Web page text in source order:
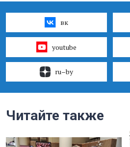
вк
youtube
ru–by
Читайте также